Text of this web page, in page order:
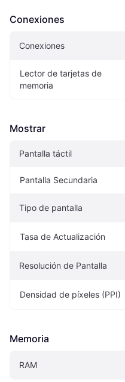
Conexiones
Conexiones
Lector de tarjetas de
memoria
Mostrar
Pantalla táctil
Pantalla Secundaria
Tipo de pantalla
Tasa de Actualización
Resolución de Pantalla
Densidad de píxeles (PPI)
Memoria
RAM